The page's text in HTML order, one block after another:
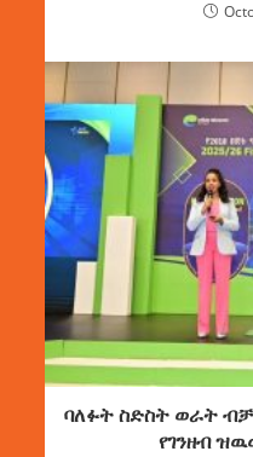
ባለፉት ስድስት ወራት ብቻ
የገንዘብ